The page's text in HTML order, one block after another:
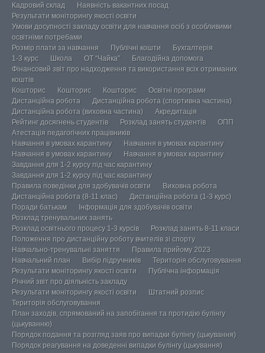
Кадровий склад
Наявність вакантних посад
Результати моніторингу якості освіти
Умови досупності закладу освіти для навчання осіб з особливими
освітніми потребами
Розмір плати за навчання
Публічні кошти
Бухгалтерія
1-3 курс
Школа ОТ “Чайка”
Благодійна допомога
Фінансовий звіт про надходження та використання всіх отриманих
коштів
Кошторис
Кошторис Кошторис
Освітні програми
Дистанційна робота
Дистанційна робота (спортивна частина)
Дистанційна робота (виховна частина)
Акредитація
Рейтинг досягнень студентів
Розклад занять студентів
ОПП
Атестація педагогічних працівників
Навчання в умовах карантину
Навчання в умовах карантину
Навчання в умовах карантину
Навчання в умовах карантину
Завдання для 1-2 курсу під час карантину
Завдання для 1-2 курсу під час карантину
Правила поведінки для здобувачів освіти
Виховна робота
Дистанційна робота (8-11 клас)
Дистанційна робота (1-3 курс)
Поради батькам
Інформація для здобувачів освіти
Розклад тренувальних занять
Розклад освітнього процесу 1-3 курсів
Розклад занять 8-11 класи
Положення про дистанційну роботу вчителів зі спорту
Навчально-тренувальні заняття
Правила прийому 2023
Навчальний план
Вибір підручників
Територія обслуговування
Результати моніторингу якості освіти
Публічна інформація
Річний звіт про діяльність закладу
Результати моніторингу якості освіти
Штатний розпис
Територія обслуговування
План заходів, спрямований на запобігання та протидію булінгу
(цькуванню)
Порядок подання та розгляд заяв про випадки булінгу (цькування)
Порядок реагування на доведенні випадки булінгу (цькування)